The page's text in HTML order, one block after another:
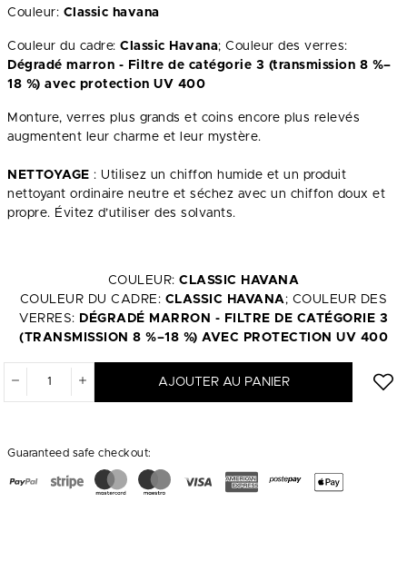
Couleur: Classic havana
Couleur du cadre: Classic Havana; Couleur des verres:
Dégradé marron - Filtre de catégorie 3 (transmission 8 %–
18 %) avec protection UV 400
Monture, verres plus grands et coins encore plus relevés
augmentent leur charme et leur mystère.
NETTOYAGE : Utilisez un chiffon humide et un produit
nettoyant ordinaire neutre et séchez avec un chiffon doux et
propre. Évitez d’utiliser des solvants.
COULEUR:CLASSIC HAVANA
COULEUR DU CADRE: CLASSIC HAVANA ; COULEUR DES
VERRES: DÉGRADÉ MARRON - FILTRE DE CATÉGORIE 3
(TRANSMISSION 8 %–18 %) AVEC PROTECTION UV 400
AJOUTER AU PANIER
Guaranteed safe checkout: